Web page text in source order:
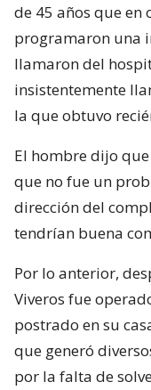
de 45 años que en
programaron una
llamaron del
insistentemente
la que obtuvo
El hombre dijo
que no fue un
dirección del
tendrían buena
Por lo anterior,
Viveros fue
postrado en su
que generó
por la falta de